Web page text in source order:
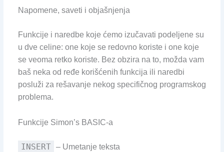
Napomene, saveti i objašnjenja
Funkcije i naredbe koje ćemo izučavati podeljene su
u dve celine: one koje se redovno koriste i one koje
se veoma retko koriste. Bez obzira na to, možda vam
baš neka od ređe korišćenih funkcija ili naredbi
posluži za rešavanje nekog specifičnog programskog
problema.
Funkcije Simon’s BASIC-a
INSERT – Umetanje teksta